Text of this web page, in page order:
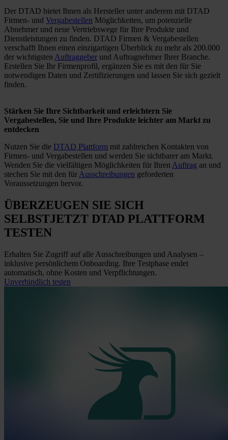
Der DTAD bietet Ihnen als Hersteller unter anderem mit DTAD
Firmen- und Vergabestellen Möglichkeiten, um potenzielle
Abnehmer und neue Vertriebswege für Ihre Produkte und
Dienstleistungen zu finden. DTAD Firmen & Vergabestellen
verschafft Ihnen einen einzigartigen Überblick zu mehr als 200.000
der wichtigsten Auftraggeber und Auftragnehmer Ihrer Branche.
Erstellen Sie Ihr Firmenprofil, ergänzen Sie es mit den für Sie
notwendigen Daten und Zertifizierungen und lassen Sie sich gezielt
finden.
Stärken Sie Ihre Sichtbarkeit und erleichtern Sie
Vergabestellen, Sie und Ihre Produkte leichter am Markt zu
entdecken
Nutzen Sie die DTAD Plattform mit zahlreichen Kontakten von
Firmen- und Vergabestellen und werden Sie sichtbarer am Markt.
Wenden Sie die vielfältigen Möglichkeiten für Ihren Auftrag an und
stechen Sie mit den für Ausschreibungen geforderten
Voraussetzungen hervor.
ÜBERZEUGEN SIE SICH
SELBSTJETZT DTAD PLATTFORM
TESTEN
Erhalten Sie Zugriff auf alle Ausschreibungen und Analysen –
inklusive persönlichem Onboarding. Ihre Testphase endet
automatisch, ohne Kosten und Verpflichtungen.
Unverbindlich testen